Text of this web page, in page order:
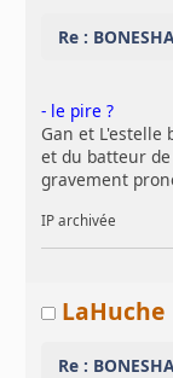
Re :
- le pire ?
Gan et L'estelle
et du batteur
gravement
IP archivée
LaHuche
Re :